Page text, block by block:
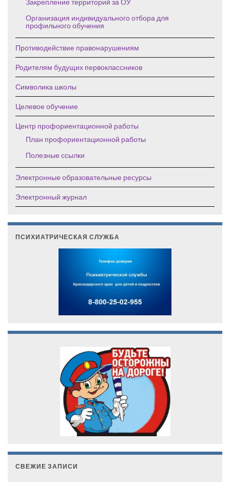
Организация индивидуального отбора для
профильного обучения
Противодействие правонарушениям
Родителям будущих первоклассников
Символика школы
Целевое обучение
Центр профориентационной работы
План профориентационной работы
Полезные ссылки
Электронные образовательные ресурсы
Электронный журнал
ПСИХИАТРИЧЕСКАЯ СЛУЖБА
СВЕЖИЕ ЗАПИСИ